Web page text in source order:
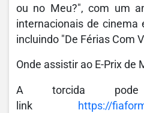
ou no Meu?", com um
internacionais de cinema
incluindo "De Férias Com
Onde assistir ao E-Prix de
A torcida
link https://